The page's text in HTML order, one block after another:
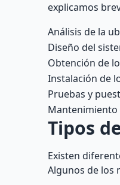
explicamos
Análisis de la
Diseño del
Obtención de
Instalación de
Pruebas y
Mantenimiento
Tipos
Existen
Algunos de los